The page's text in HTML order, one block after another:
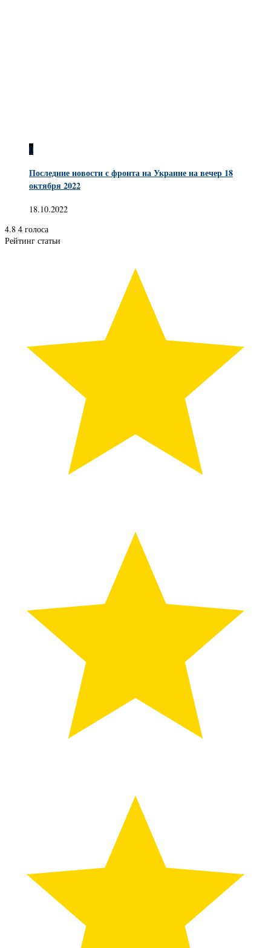
0
Последние новости с фронта на Украине на вечер 18
октября 2022
18.10.2022
4.8 4 голоса
Рейтинг статьи